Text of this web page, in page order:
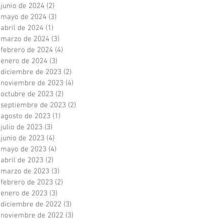
junio de 2024 (2)
mayo de 2024 (3)
abril de 2024 (1)
marzo de 2024 (3)
febrero de 2024 (4)
enero de 2024 (3)
diciembre de 2023 (2)
noviembre de 2023 (4)
octubre de 2023 (2)
septiembre de 2023 (2)
agosto de 2023 (1)
julio de 2023 (3)
junio de 2023 (4)
mayo de 2023 (4)
abril de 2023 (2)
marzo de 2023 (3)
febrero de 2023 (2)
enero de 2023 (3)
diciembre de 2022 (3)
noviembre de 2022 (3)